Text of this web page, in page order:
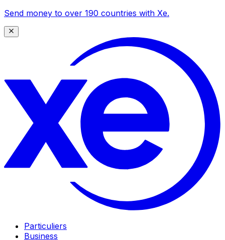
Send money to over 190 countries with Xe.
Particuliers
Business